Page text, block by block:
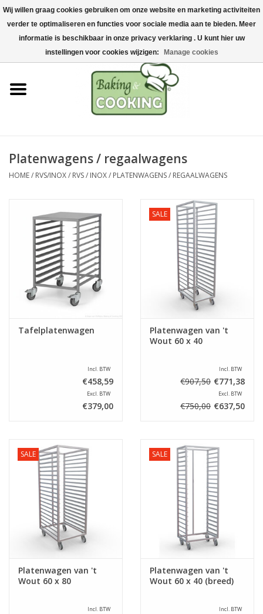
Home
Bak-& kookgerei
Machines & onderdelen
Chocolade & ijsbereiding
Hygiëne & opslag
Grondstoffen & Presentatie
Platenwagens / regaalwagens
HOME/ RVS/INOX/ RVS / INOX/ PLATENWAGENS / REGAALWAGENS
Tafelplatenwagen
Incl. BTW
€458,59
Excl. BTW
€379,00
SALE
Platenwagen van 't
Wout 60 x 40
Incl. BTW
€907,50 €771,38
Excl. BTW
€750,00 €637,50
SALE
Platenwagen van 't
Wout 60 x 80
Incl. BTW
SALE
Platenwagen van 't
Wout 60 x 40 (breed)
Incl. BTW
Wij willen graag cookies gebruiken om onze website en marketing activiteiten
verder te optimaliseren en functies voor sociale media aan te bieden. Meer
informatie is beschikbaar in onze privacy verklaring . U kunt hier uw
instellingen voor cookies wijzigen:
Manage cookies